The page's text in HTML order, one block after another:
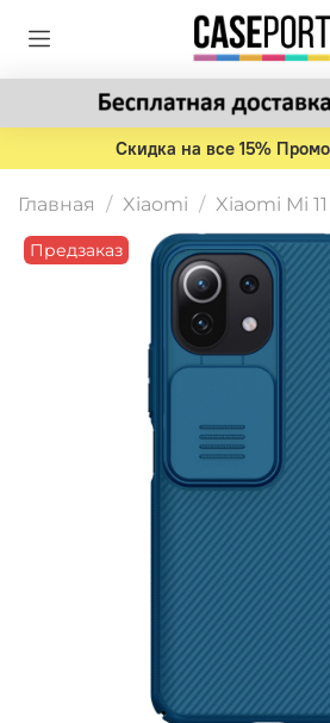
Скидка на все 15%
Главная Xiaomi Xiaomi Mi
Предзаказ